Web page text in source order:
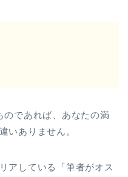
のであれば、あなたの満
いありません。
アしている「筆者がオス